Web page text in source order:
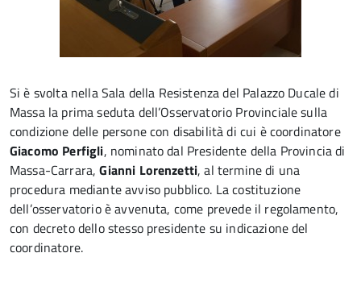
Si è svolta nella Sala della Resistenza del Palazzo Ducale di
Massa la prima seduta dell’Osservatorio Provinciale sulla
condizione delle persone con disabilità di cui è coordinatore
Giacomo Perfigli, nominato dal Presidente della Provincia di
Massa-Carrara,Gianni Lorenzetti, al termine di una
procedura mediante avviso pubblico. La costituzione
dell’osservatorio è avvenuta, come prevede il regolamento,
con decreto dello stesso presidente su indicazione del
coordinatore.